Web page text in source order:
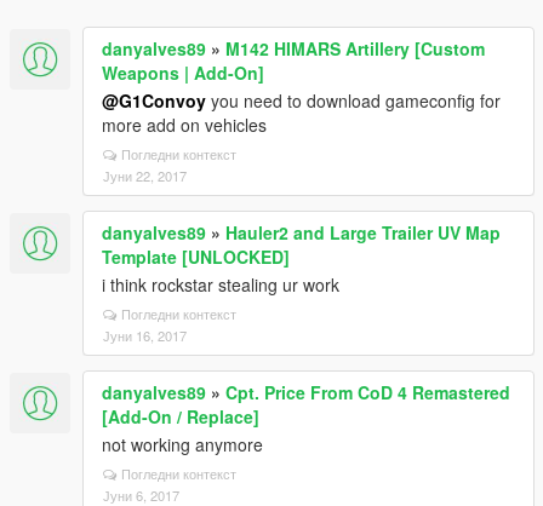
danyalves89 » M142 HIMARS Artillery [Custom
Weapons | Add-On]
@G1Convoy you need to download gameconfig for
more add on vehicles
Погледни контекст
Јуни 22, 2017
danyalves89 » Hauler2 and Large Trailer UV Map
Template [UNLOCKED]
i think rockstar stealing ur work
Погледни контекст
Јуни 16, 2017
danyalves89 » Cpt. Price From CoD 4 Remastered
[Add-On / Replace]
not working anymore
Погледни контекст
Јуни 6, 2017